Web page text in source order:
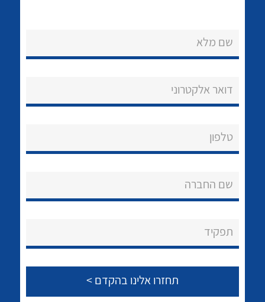
נקודות מכירה
About Ateka Ltd.
צור קשר
לכל מוצרי היצרן
לכל מוצרי היצרן לכל מוצרי היצרן
שם מלא
דואר אלקטרוני
טלפון
שם החברה
תפקיד